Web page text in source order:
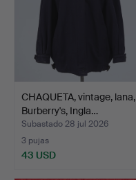
CHAQUETA, vintage, lana,
Burberry's, Ingla…
Subastado 28 jul 2026
3 pujas
43 USD